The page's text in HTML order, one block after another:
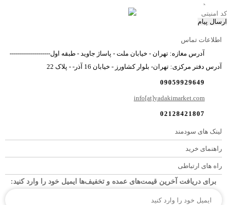
ارسال پیام
اطلاعات تماس
آدرس مغازه: تهران - خیابان ملت - پاساژ جاوید - طبقه اول--------------------
آدرس دفتر مرکزی: تهران- بلوار کشاورز - خیابان 16 آذر- - پلاک 22
09059929649
info[at]yadakimarket.com
02128421807
لینک های سودمند
راهنمای خرید
راه های ارتباطی
برای دریافت آخرین قیمت‌های عمده و تخفیف‌ها ایمیل خود را وارد کنید: